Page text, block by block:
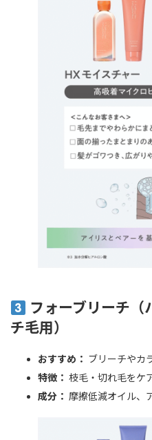
フォーブリーチ（
チ毛用）
おすすめ： ブリーチやカ
特徴： 枝毛・切れ毛をケ
成分： 摩擦低減オイル、